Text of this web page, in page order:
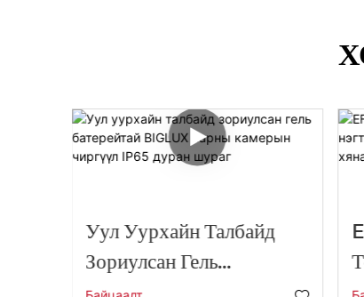
Уул Уурхайн Талбайд
Зориулсан Гель
Батерейтай BIGLUX